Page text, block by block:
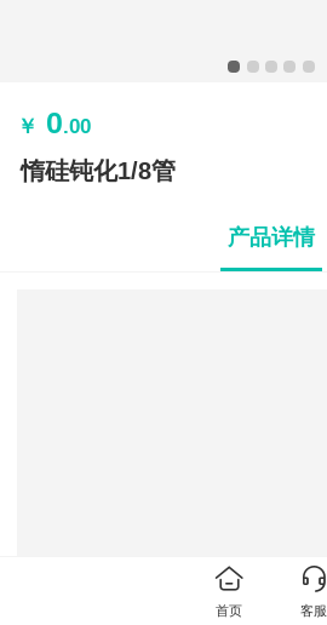
￥ 0.00
惰硅钝化1/8管
产品详情
首页 客服